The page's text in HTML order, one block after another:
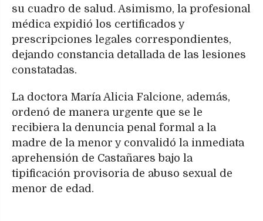
su cuadro de salud. Asimismo, la profesional
médica expidió los certificados y
prescripciones legales correspondientes,
dejando constancia detallada de las lesiones
constatadas.
La doctora María Alicia Falcione, además,
ordenó de manera urgente que se le
recibiera la denuncia penal formal a la
madre de la menor y convalidó la inmediata
aprehensión de Castañares bajo la
tipificación provisoria de abuso sexual de
menor de edad.